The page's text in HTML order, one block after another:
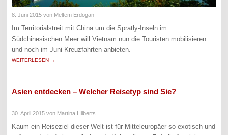
8. Juni 2015 von Meltem Erdogan
Im Territorialstreit mit China um die Spratly-Inseln im
Südchinesischen Meer will Vietnam nun die Touristen mobilisieren
und noch im Juni Kreuzfahrten anbieten.
WEITERLESEN →
Asien entdecken – Welcher Reisetyp sind Sie?
30. April 2015 von Martina Hilberts
Kaum ein Reiseziel dieser Welt ist für Mitteleuropäer so exotisch und